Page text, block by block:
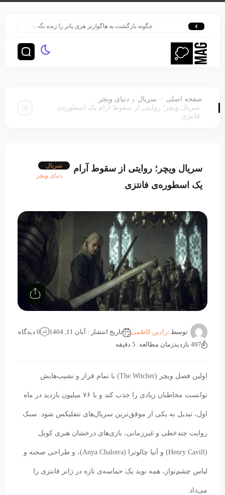
چگونه بازگشت به هاگوارتز هری پاتر را زنده نگه داشت؟
صفحه اصلی > سریال و دنیای ویچر
:
سریال ویچر؛ روایتی از سقوط آرام یک اسطوره‌ی
فانتزی
سریال ویچر؛ روایتی از سقوط آرام
یک اسطوره‌ی فانتزی
سریال
دنیای ویچر
توسط :رادین کاظمی تاریخ انتشار : آبان 11, 1404
0 دیدگاه
497 بازدید
زمان مطالعه: 5 دقیقه
اولین فصل ویچر (The Witcher) با تمام فراز و نشیب‌هایش
توانست مخاطبان زیادی را جذب کند و با ۷۶ میلیون بازدید در ماه
اول، تبدیل به یکی از موفق‌ترین سریال‌های نتفلیکس شود. سبک
روایت چندخطی و غیرزمانی، بازی‌های درخشان هنری کویل
(Henry Cavill) و آنیا چالوترا (Anya Chalotra)، و طراحی صحنه و
لباس چشم‌نواز، همه نوید یک حماسه‌ی تازه در ژانر فانتزی را
می‌داد.